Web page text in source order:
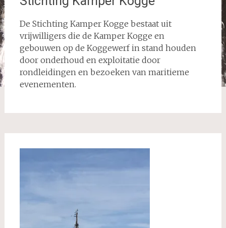
De Stichting Kamper Kogge bestaat uit
vrijwilligers die de Kamper Kogge en
gebouwen op de Koggewerf in stand houden
door onderhoud en exploitatie door
rondleidingen en bezoeken van maritieme
evenementen.